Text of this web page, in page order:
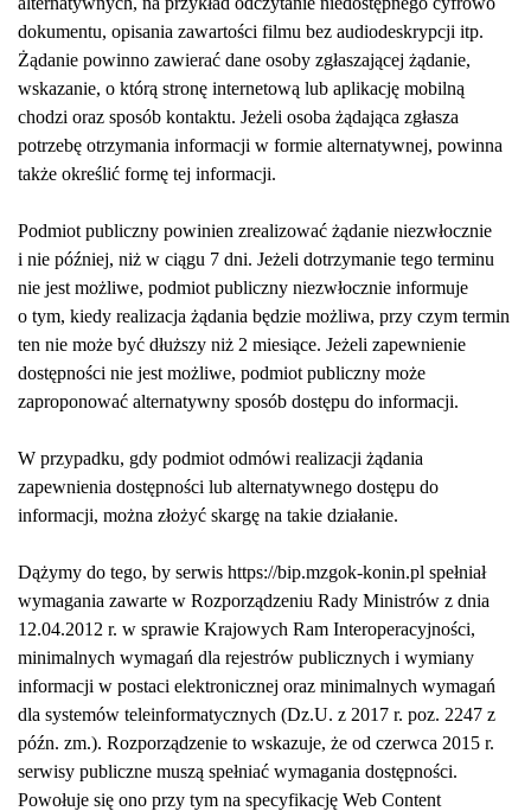
dokumentu, opisania zawartości filmu bez audiodeskrypcji itp.
Żądanie powinno zawierać dane osoby zgłaszającej żądanie,
wskazanie, o którą stronę internetową lub aplikację mobilną
chodzi oraz sposób kontaktu. Jeżeli osoba żądająca zgłasza
potrzebę otrzymania informacji w formie alternatywnej, powinna
także określić formę tej informacji.
Podmiot publiczny powinien zrealizować żądanie niezwłocznie
i nie później, niż w ciągu 7 dni. Jeżeli dotrzymanie tego terminu
nie jest możliwe, podmiot publiczny niezwłocznie informuje
o tym, kiedy realizacja żądania będzie możliwa, przy czym termin
ten nie może być dłuższy niż 2 miesiące. Jeżeli zapewnienie
dostępności nie jest możliwe, podmiot publiczny może
zaproponować alternatywny sposób dostępu do informacji.
W przypadku, gdy podmiot odmówi realizacji żądania
zapewnienia dostępności lub alternatywnego dostępu do
informacji, można złożyć skargę na takie działanie.
Dążymy do tego, by serwis https://bip.mzgok-konin.pl spełniał
wymagania zawarte w Rozporządzeniu Rady Ministrów z dnia
12.04.2012 r. w sprawie Krajowych Ram Interoperacyjności,
minimalnych wymagań dla rejestrów publicznych i wymiany
informacji w postaci elektronicznej oraz minimalnych wymagań
dla systemów teleinformatycznych (Dz.U. z 2017 r. poz. 2247 z
późn. zm.). Rozporządzenie to wskazuje, że od czerwca 2015 r.
serwisy publiczne muszą spełniać wymagania dostępności.
Powołuje się ono przy tym na specyfikację Web Content